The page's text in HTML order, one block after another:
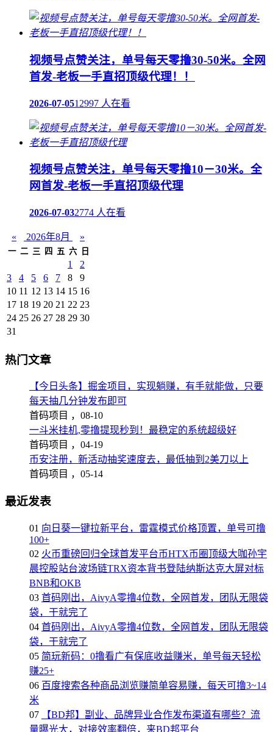
视频号点赞关注，单号每天零撸30-50米。全网
首发-老板一手直招顶级代理！！
2026-07-0512997 人在看
视频号点赞关注，单号每天零撸10－30米。全
网首发-老板一手直招顶级代理
2026-07-032774 人在看
« 2026年8月 »
一 二 三 四 五 六 日
1
2
3
4 5 6 7 8
9
10 11 12 13 14 15 16
17 18 19 20 21 22 23
24 25 26 27 28 29 30
31
热门文章
【今日头条】掘金项目，实现躺赚，有手就能做，只要
每天抽几分钟发布即可
首码项目 ， 08-10
一斗米挂机,零撸提现秒到！最稳定的系统超级好
首码项目 ， 04-19
币安注册，新活动抽奖速度去，最低抽到2美刀以上
首码项目 ， 05-14
最近发表
01 向日葵一键拉新平台，雷霆模式价格顶置，单号可撸
100+
02 火币重磅回归全球首发平台币HTX币圈顶级大咖孙宇
晨控股站台波场链TRX资本背书登陆纳斯达克大屏对标
BNB和OKB
03 首码刚出，AivyA零撸4位数，全网首发，团队无限袋
袋，干就完了
04 首码刚出，AivyA零撸4位数，全网首发，团队无限袋
袋，干就完了
05 简玩新码：0撸看广有保底收益赚米，单号每天轻松
赚25+
06 百度搜索各种商品浏览赚简单容易赚，每天可撸3~14
米
07
【BD邦】副业、品牌异业合作发布渠道有哪些？流
量曝光大，对接效率翻倍，来BD邦平台